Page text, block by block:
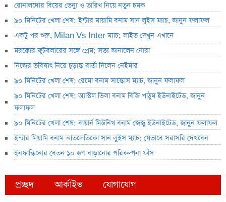
রোনালদোর বিয়ের ভেন্যু ও তারিখ নিয়ে নতুন চমক
৯০ মিনিটের খেলা শেষ: ইন্টার মায়ামি বনাম সান লুইস ম্যাচ, জানুন ফলাফল
একটু পর শুরু, Milan Vs Inter ম্যাচ; লাইভ দেখুন এখানে
মরক্কোর ফুটবলারের সঙ্গে প্রেম; সত্য জানালেন নোরা
নিজের ভবিষ্যৎ নিয়ে চূড়ান্ত বার্তা দিলেন নেইমার
৯০ মিনিটের খেলা শেষ: রেমো বনাম সান্তোস ম্যাচ, জানুন ফলাফল
৯০ মিনিটের খেলা শেষ: অ্যাস্টল ভিলা বনাম বিজি পাঠুম ইউনাইটেড, জানুন
ফলাফল
৯০ মিনিটের খেলা শেষ: বায়ার্ন মিউনিখ বনাম জেজু ইউনাইটেড, জানুন ফলাফল
ইন্টার মিয়ামি বনাম আতলেতিকো সান লুইস ম্যাচ; যেভাবে সরাসরি দেখবেন
ইনফান্তিনোর বেতন ১০ গুণ বাড়ানোর পরিকল্পনা ফাঁস
প্রচ্ছদ আর্কাইভ যোগাযোগ